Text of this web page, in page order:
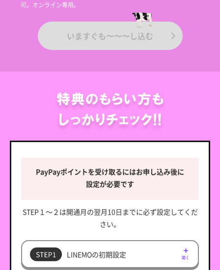
可。オンライン専用。
いますぐも〜〜〜し込む
PayPayポイントを受け取るにはお申し込み後に
設定が必要です
STEP１～２は開通月の翌月10日までに必ず設定してくだ
さい。
LINEMOの初期設定 開く